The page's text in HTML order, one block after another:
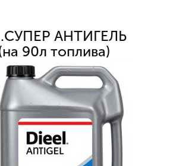
АНТИГЕЛЬ
90л топлива)